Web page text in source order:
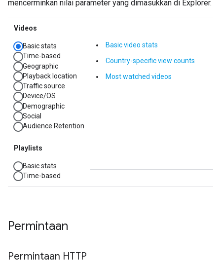
Permintaan
Permintaan HTTP